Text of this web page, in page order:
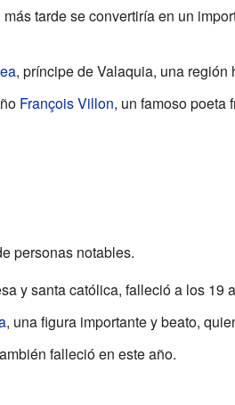
más tarde se convertiría en un
, príncipe de Valaquia, una región
François Villon, un famoso poeta
personas notables.
y santa católica, falleció a los 19
, una figura importante y beato,
falleció en este año.